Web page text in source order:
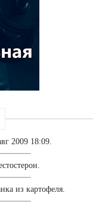
2009 18:09.
из картофеля.